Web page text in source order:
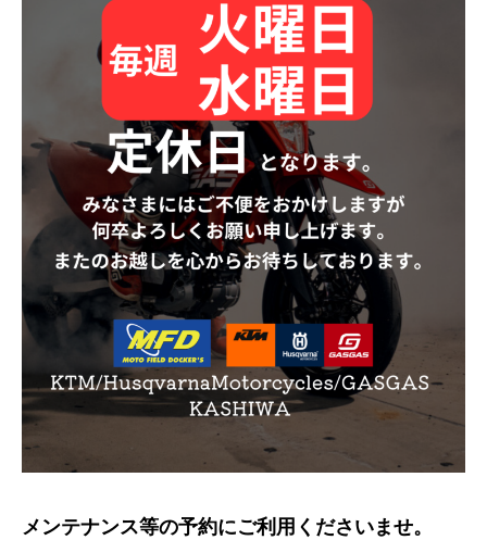
メンテナンス等の予約にご利用くださいませ。